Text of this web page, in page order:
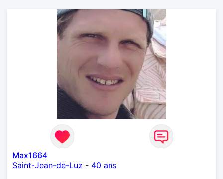
Max1664
Saint-Jean-de-Luz - 40 ans